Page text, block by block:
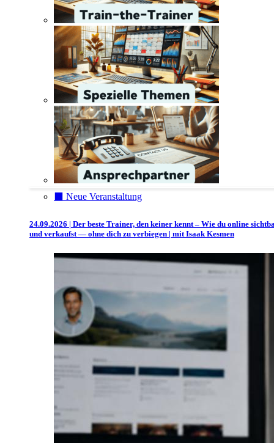
⬛️ Neue Veranstaltung
24.09.2026 | Der beste Trainer, den keiner kennt – Wie du online
und verkaufst — ohne dich zu verbiegen | mit Isaak Kesmen